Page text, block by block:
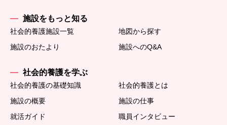
施設をもっと知る
社会的養護施設一覧
地図から探す
施設のおたより
施設へのQ&A
社会的養護を学ぶ
社会的養護の基礎知識
社会的養護とは
施設の概要
施設の仕事
就活ガイド
職員インタビュー